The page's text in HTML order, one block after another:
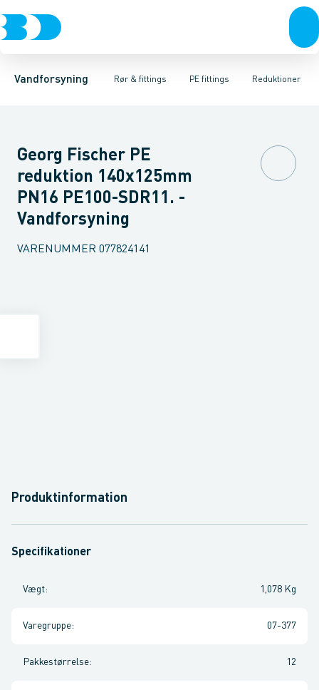
Vandforsyning Rør & fittings
Rør & fittingsKoblinger & anboringerMuffer, klemmer &
PE fittings
PE rørPE EL fittingsPE fittings Duktiljern fittingsReduktioner
Vinkler 90gr.Vinkler 60gr.Vinkler 45gr.Vinkler 30gr.Vinkler
Georg Fischer PE
reduktion 140x125mm
PN16 PE100-SDR11. -
Vandforsyning
VARENUMMER 077824141
Produktinformation
Specifikationer
Vægt: 1,078 Kg
Varegruppe: 07-377
Pakkestørrelse: 12